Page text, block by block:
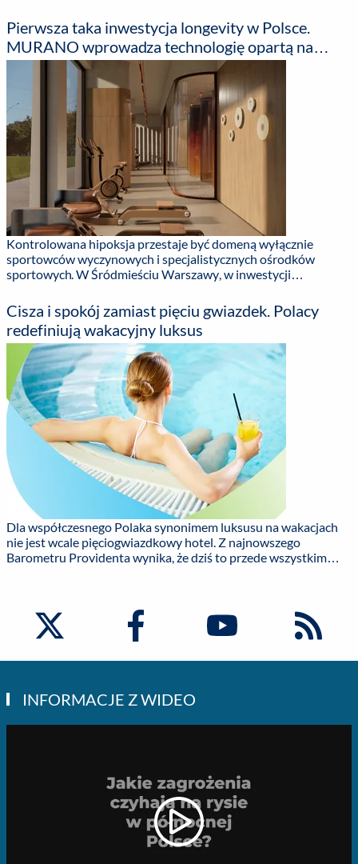
Polaków 2026”. ...
Pierwsza taka inwestycja longevity w Polsce.
MURANO wprowadza technologię opartą na
badaniach nagrodzonych Noblem
Kontrolowana hipoksja przestaje być domeną wyłącznie
sportowców wyczynowych i specjalistycznych ośrodków
sportowych. W Śródmieściu Warszawy, w inwestycji
do przestrzeni i części wspólnych, wpisując technologię
wspierającą trening w standard życia charakterystyczny dla
najbardziej pożądanych lokalizacji miasta. ...
Cisza i spokój zamiast pięciu gwiazdek. Polacy
redefiniują wakacyjny luksus
Dla współczesnego Polaka synonimem luksusu na wakacjach
nie jest wcale pięciogwiazdkowy hotel. Z najnowszego
Barometru Providenta wynika, że dziś to przede wszystkim
standardzie wskazało zaledwie 16,7 proc. respondentów.
INFORMACJE Z WIDEO